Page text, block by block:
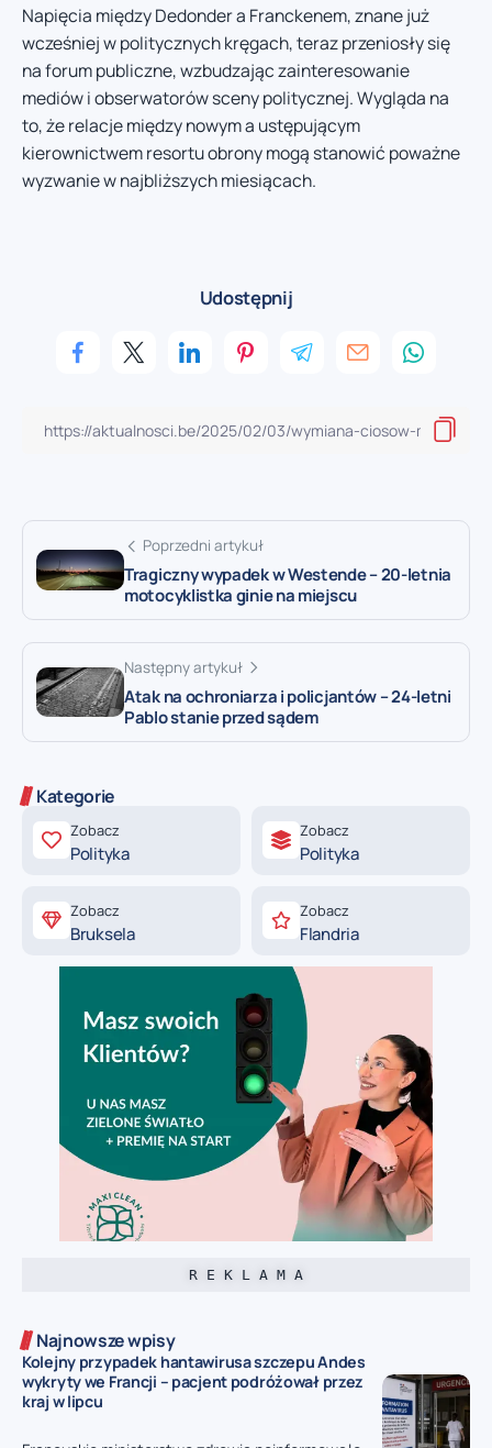
Napięcia między Dedonder a Franckenem, znane już
wcześniej w politycznych kręgach, teraz przeniosły się
na forum publiczne, wzbudzając zainteresowanie
mediów i obserwatorów sceny politycznej. Wygląda na
to, że relacje między nowym a ustępującym
kierownictwem resortu obrony mogą stanowić poważne
wyzwanie w najbliższych miesiącach.
Udostępnij
Poprzedni artykuł
Tragiczny wypadek w Westende – 20-letnia
motocyklistka ginie na miejscu
Następny artykuł
Atak na ochroniarza i policjantów – 24-letni
Pablo stanie przed sądem
Kategorie
Zobacz
Polityka
Zobacz
Polityka
Zobacz
Bruksela
Zobacz
Flandria
R E K L A M A
Najnowsze wpisy
Kolejny przypadek hantawirusa szczepu Andes
wykryty we Francji – pacjent podróżował przez
kraj w lipcu